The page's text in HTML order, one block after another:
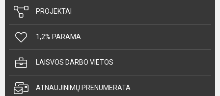
PROJEKTAI
1,2% PARAMA
LAISVOS DARBO VIETOS
ATNAUJINIMŲ PRENUMERATA